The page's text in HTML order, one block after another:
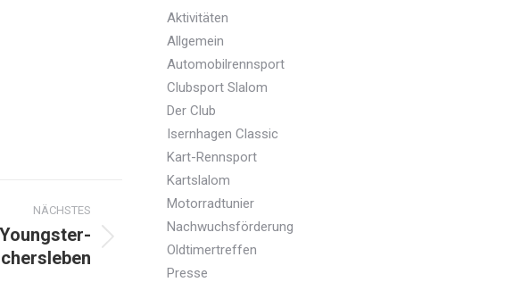
NÄCHSTES
Aktivitäten
Allgemein
Automobilrennsport
Clubsport Slalom
Der Club
Isernhagen Classic
Kart-Rennsport
Kartslalom
Motorradtunier
Nachwuchsförderung
Oldtimertreffen
Presse